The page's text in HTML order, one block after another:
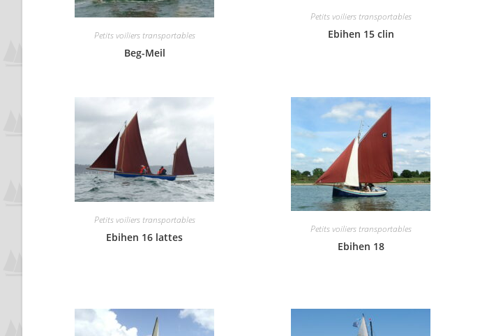
Petits voiliers transportables
Beg-Meil
Petits voiliers transportables
Ebihen 15 clin
Petits voiliers transportables
Ebihen 16 lattes
Petits voiliers transportables
Ebihen 18